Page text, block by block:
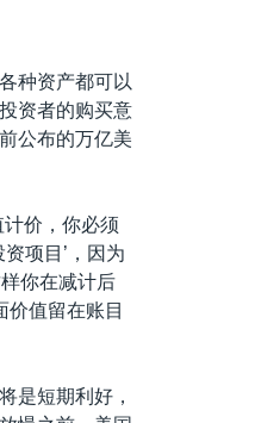
种资产都可以
资者的购买意
公布的万亿美
价，你必须
项目’，因为
你在减计后
值留在账目
是短期利好，